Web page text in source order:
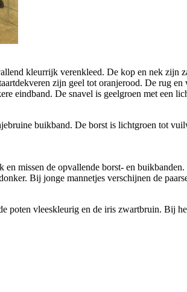
kleurrijk verenkleed. De kop en nek zijn
zijn geel tot oranjerood. De rug
eindband. De snavel is geelgroen met een
buikband. De borst is lichtgroen tot
missen de opvallende borst- en
Bij jonge mannetjes verschijnen de
vleeskleurig en de iris zwartbruin. Bij